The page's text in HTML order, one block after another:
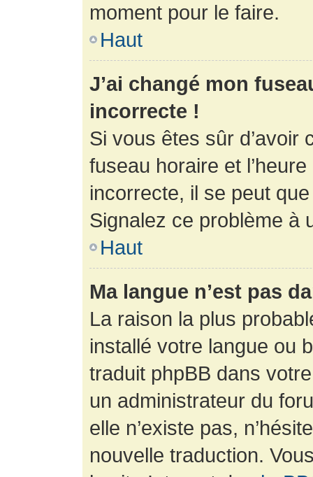
moment pour le faire.
Haut
J’ai changé mon
incorrecte !
Si vous êtes sûr d’avoir
fuseau horaire et
incorrecte, il se peut
Signalez ce problème à
Haut
Ma langue n’est pas
La raison la plus
installé votre langue ou
traduit phpBB dans
un administrateur du
elle n’existe pas,
nouvelle traduction.